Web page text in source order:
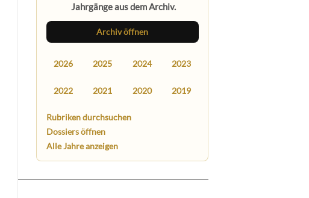
Jahrgänge aus dem Archiv.
Archiv öffnen
2026 2025 2024 2023
2022 2021 2020 2019
Rubriken durchsuchen
Dossiers öffnen
Alle Jahre anzeigen